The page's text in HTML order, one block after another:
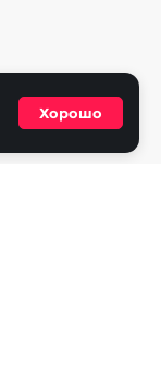
Хорошо